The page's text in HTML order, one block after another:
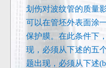
划伤对波纹管的质量
可以在管坯外表面涂
保护膜。在此条件下
现，必须从下述的五
题出现，必须从下述